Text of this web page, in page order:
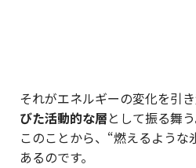
それがエネルギーの変化を引き
びた活動的な層として振る舞う
このことから、“燃えるような
あるのです。